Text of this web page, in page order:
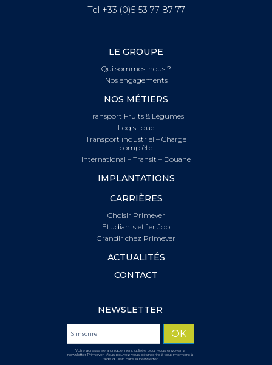
Tel +33 (0)5 53 77 87 77
LE GROUPE
Qui sommes-nous ?
Nos engagements
NOS MÉTIERS
Transport Fruits & Légumes
Logistique
Transport industriel – Charge
complète
International – Transit – Douane
IMPLANTATIONS
CARRIÈRES
Choisir Primever
Etudiants et 1er Job
Grandir chez Primever
ACTUALITÉS
CONTACT
NEWSLETTER
Votre adresse sera uniquement utilisée pour vous envoyer la
newsletter Primever. Vous pouvez vous désinscrire à tout moment à
l'aide du lien dans la newsletter.